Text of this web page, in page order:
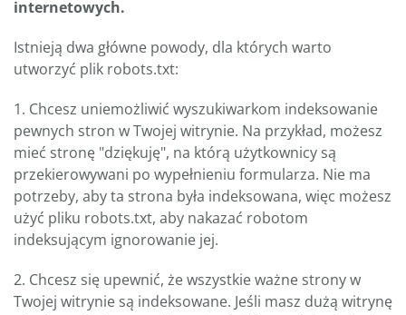
internetowych.
Istnieją dwa główne powody, dla których warto
utworzyć plik robots.txt:
1. Chcesz uniemożliwić wyszukiwarkom indeksowanie
pewnych stron w Twojej witrynie. Na przykład, możesz
mieć stronę "dziękuję", na którą użytkownicy są
przekierowywani po wypełnieniu formularza. Nie ma
potrzeby, aby ta strona była indeksowana, więc możesz
użyć pliku robots.txt, aby nakazać robotom
indeksującym ignorowanie jej.
2. Chcesz się upewnić, że wszystkie ważne strony w
Twojej witrynie są indeksowane. Jeśli masz dużą witrynę